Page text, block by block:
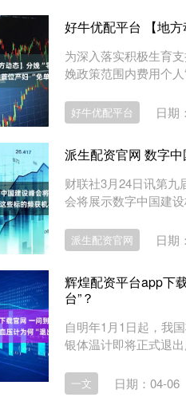
好牛优配平台 【地方
为深入落实积极生育
娩政策范围内费用个
好牛优配平台 日期
派生配资官网 数字
财联社3月24日讯第九
会将展示数字中国建
派生配资官网 日期
辉煌配资平台app下
台”？
自明年1月1日起，我
银体温计即将正式退
一文 日期：04-06